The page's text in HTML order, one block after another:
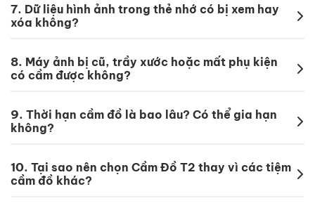
7. Dữ liệu hình ảnh trong thẻ nhớ có bị xem hay
xóa không?
8. Máy ảnh bị cũ, trầy xước hoặc mất phụ kiện
có cầm được không?
9. Thời hạn cầm đồ là bao lâu? Có thể gia hạn
không?
10. Tại sao nên chọn Cầm Đồ T2 thay vì các tiệm
cầm đồ khác?